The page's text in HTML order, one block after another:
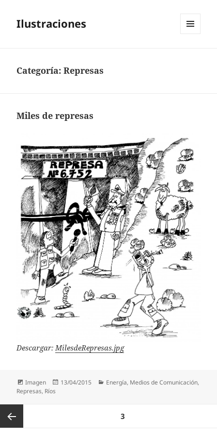
Ilustraciones
Categoría:Represas
Miles de represas
Descargar: MilesdeRepresas.jpg
Formato
Imagen
Publicado
13/04/2015 Categorías
Energía, Medios de Comunicación,
Represas, Ríos
PÁGINA3